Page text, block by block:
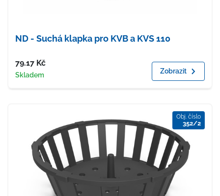
ND - Suchá klapka pro KVB a KVS 110
Cena
79.17 Kč
Dostupnost
Skladem Zobrazit
Obj. číslo
352/2